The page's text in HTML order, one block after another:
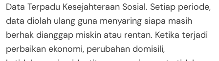
Data Terpadu Kesejahteraan Sosial. Setiap periode,
data diolah ulang guna menyaring siapa masih
berhak dianggap miskin atau rentan. Ketika terjadi
perbaikan ekonomi, perubahan domisili,